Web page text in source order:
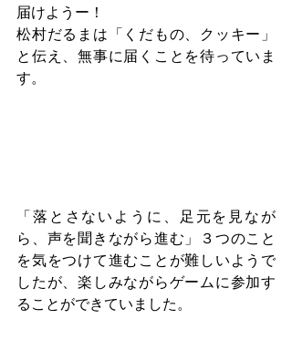
届けようー！
松村だるまは「くだもの、クッキー」
と伝え、無事に届くことを待っていま
す。
「落とさないように、足元を見なが
ら、声を聞きながら進む」３つのこと
を気をつけて進むことが難しいようで
したが、楽しみながらゲームに参加す
ることができていました。